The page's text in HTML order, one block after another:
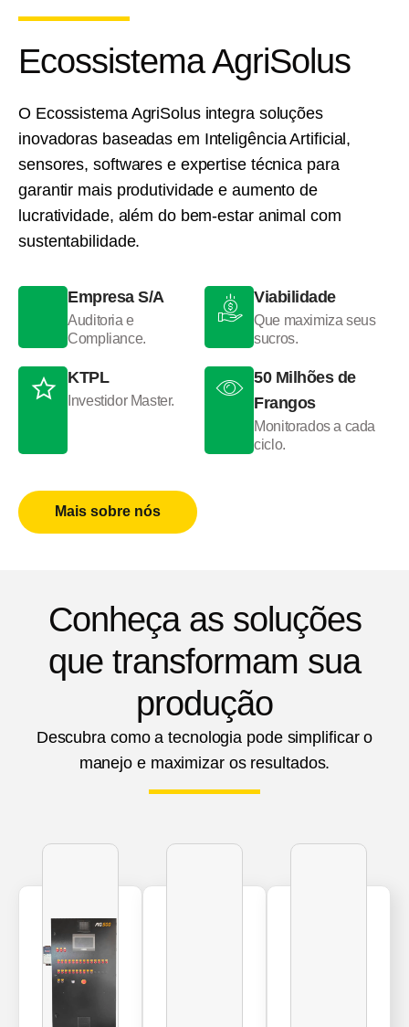
Ecossistema AgriSolus
O Ecossistema AgriSolus integra soluções
inovadoras baseadas em Inteligência Artificial,
sensores, softwares e expertise técnica para
garantir mais produtividade e aumento de
lucratividade, além do bem-estar animal com
sustentabilidade.
Empresa S/A
Auditoria e
Compliance.
Viabilidade
Que maximiza seus
sucros.
KTPL
Investidor Master.
50 Milhões de
Frangos
Monitorados a cada
ciclo.
Mais sobre nós
Conheça as soluções
que transformam sua
produção
Descubra como a tecnologia pode simplificar o
manejo e maximizar os resultados.